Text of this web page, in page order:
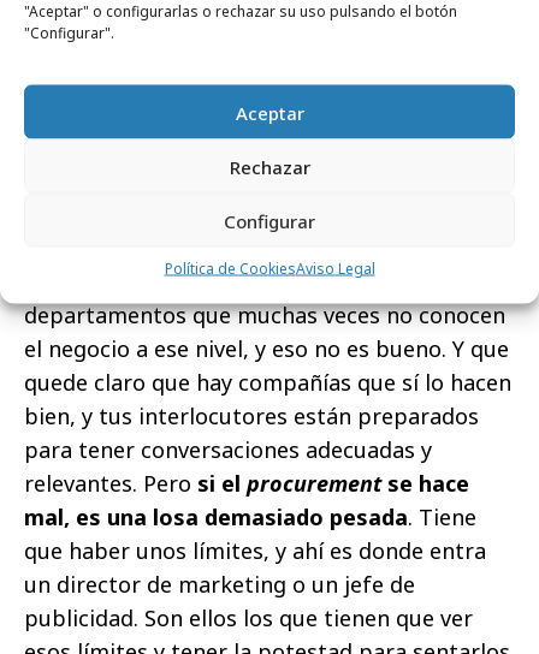
"Aceptar" o configurarlas o rechazar su uso pulsando el botón
"Configurar".
Aceptar
Rechazar
Configurar
Política de CookiesAviso Legal
estaba en standby.
ha provocado un descenso en el nivel
profesional del anunciante.
Sobre todo se ha notado en el
, en quien toma las decisiones. No
el jefe de publicidad, las toman otros
departamentos que muchas veces no conocen
el negocio a ese nivel, y eso no es bueno. Y que
quede claro que hay compañías que sí lo hacen
bien, y tus interlocutores están preparados
para tener conversaciones adecuadas y
relevantes. Pero si el procurementse hace
mal, es una losa demasiado pesada. Tiene
que haber unos límites, y ahí es donde entra
un director de marketing o un jefe de
publicidad. Son ellos los que tienen que ver